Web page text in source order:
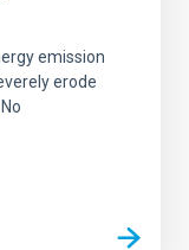
emission
erode